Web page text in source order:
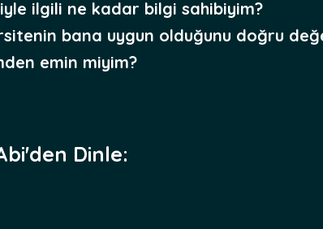
ilgili ne kadar bilgi sahibiyim?
bana uygun olduğunu doğru
emin miyim?
Dinle: